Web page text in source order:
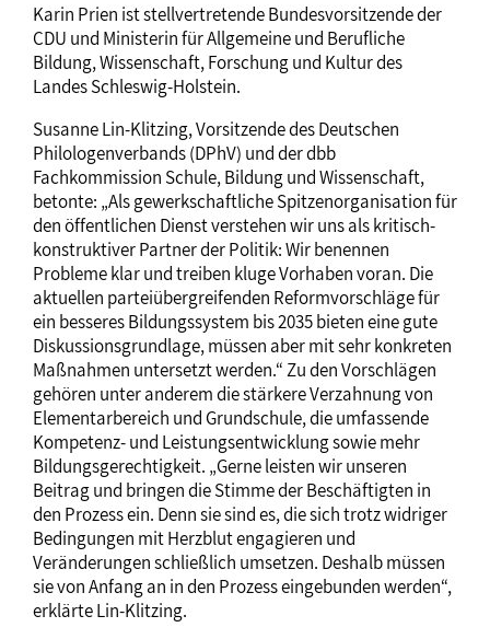
Karin Prien ist stellvertretende Bundesvorsitzende der
CDU und Ministerin für Allgemeine und Berufliche
Bildung, Wissenschaft, Forschung und Kultur des
Landes Schleswig-Holstein.
Susanne Lin-Klitzing, Vorsitzende des Deutschen
Philologenverbands (DPhV) und der dbb
Fachkommission Schule, Bildung und Wissenschaft,
betonte: „Als gewerkschaftliche Spitzenorganisation für
den öffentlichen Dienst verstehen wir uns als kritisch-
konstruktiver Partner der Politik: Wir benennen
Probleme klar und treiben kluge Vorhaben voran. Die
aktuellen parteiübergreifenden Reformvorschläge für
ein besseres Bildungssystem bis 2035 bieten eine gute
Diskussionsgrundlage, müssen aber mit sehr konkreten
Maßnahmen untersetzt werden.“ Zu den Vorschlägen
gehören unter anderem die stärkere Verzahnung von
Elementarbereich und Grundschule, die umfassende
Kompetenz- und Leistungsentwicklung sowie mehr
Bildungsgerechtigkeit. „Gerne leisten wir unseren
Beitrag und bringen die Stimme der Beschäftigten in
den Prozess ein. Denn sie sind es, die sich trotz widriger
Bedingungen mit Herzblut engagieren und
Veränderungen schließlich umsetzen. Deshalb müssen
sie von Anfang an in den Prozess eingebunden werden“,
erklärte Lin-Klitzing.